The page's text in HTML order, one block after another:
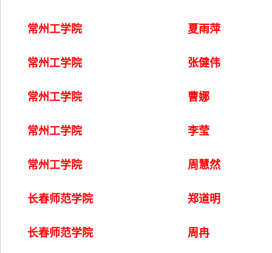
常州工学院 夏雨萍
常州工学院 张健伟
常州工学院 曹娜
常州工学院 李莹
常州工学院 周慧然
长春师范学院 郑道明
长春师范学院 周冉